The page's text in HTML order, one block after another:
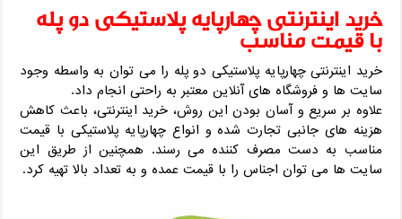
خرید اینترنتی چهارپایه پلاستیکی دو پله
با قیمت مناسب
خرید اینترنتی چهارپایه پلاستیکی دو پله را می توان به واسطه وجود
سایت ها و فروشگاه های آنلاین معتبر به راحتی انجام داد.
علاوه بر سریع و آسان بودن این روش، خرید اینترنتی، باعث کاهش
هزینه های جانبی تجارت شده و انواع چهارپایه پلاستیکی با قیمت
مناسب به دست مصرف کننده می رسند. همچنین از طریق این
سایت ها می توان اجناس را با قیمت عمده و به تعداد بالا تهیه کرد.